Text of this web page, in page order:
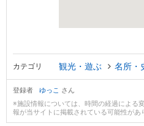
カテゴリ 観光・遊ぶ 名所・
登録者 ゆっこ さん
※施設情報については、時間の経過による
報が当サイトに掲載されている可能性があ